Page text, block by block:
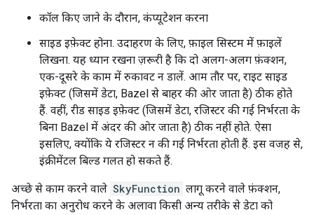
कॉल किए जाने के दौरान, कंप्यूटेशन करना
साइड इफ़ेक्ट होना. उदाहरण के लिए, फ़ाइल सिस्टम में फ़ाइलें
लिखना. यह ध्यान रखना ज़रूरी है कि दो अलग-अलग फ़ंक्शन,
एक-दूसरे के काम में रुकावट न डालें. आम तौर पर, राइट साइड
इफ़ेक्ट (जिसमें डेटा, Bazel से बाहर की ओर जाता है) ठीक होते
हैं. वहीं, रीड साइड इफ़ेक्ट (जिसमें डेटा, रजिस्टर की गई निर्भरता के
बिना Bazel में अंदर की ओर जाता है) ठीक नहीं होते. ऐसा
इसलिए, क्योंकि ये रजिस्टर न की गई निर्भरता होती हैं. इस वजह से,
इंक्रीमेंटल बिल्ड गलत हो सकते हैं.
अच्छे से काम करने वाले SkyFunction लागू करने वाले फ़ंक्शन,
निर्भरता का अनुरोध करने के अलावा किसी अन्य तरीके से डेटा को